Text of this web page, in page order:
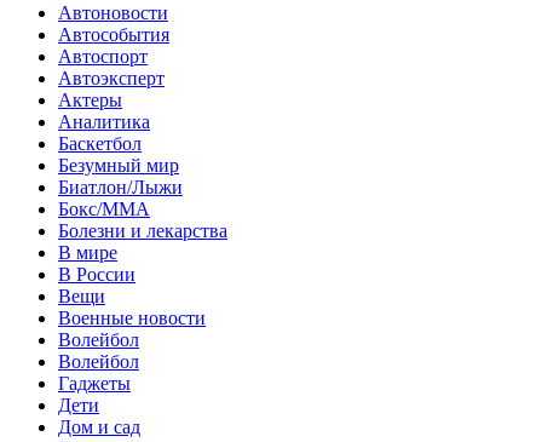
Автоновости
Автособытия
Автоспорт
Автоэксперт
Актеры
Аналитика
Баскетбол
Безумный мир
Биатлон/Лыжи
Бокс/MMA
Болезни и лекарства
В мире
В России
Вещи
Военные новости
Волейбол
Волейбол
Гаджеты
Дети
Дом и сад